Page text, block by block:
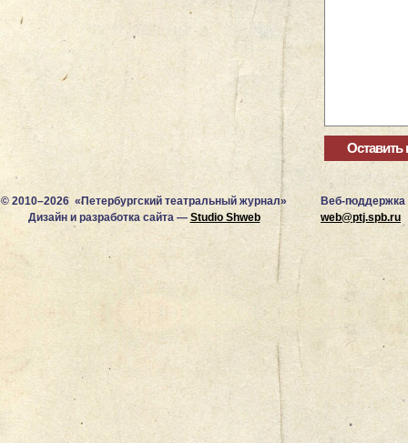
© 2010–2026 «Петербургский театральный журнал»
Дизайн и разработка сайта — Studio Shweb
Веб-поддержка
web@ptj.spb.ru